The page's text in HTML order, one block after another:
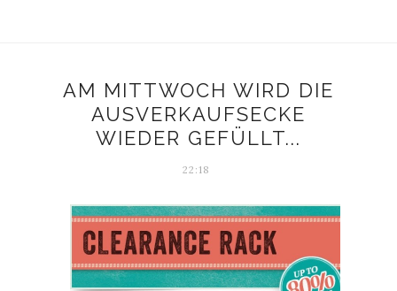
AM MITTWOCH WIRD DIE
AUSVERKAUFSECKE
WIEDER GEFÜLLT...
22:18